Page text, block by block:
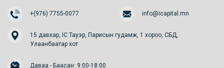
+(976) 7755-0077 info@icapital.mn
15 давхар, IC Тауэр, Парисын гудамж, 1 хороо, СБД,
Улаанбаатар хот
Даваа - Баасан: 9:00-18:00